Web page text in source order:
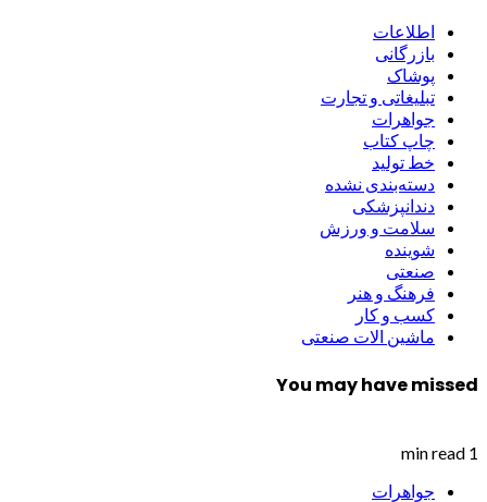
اطلاعات
بازرگانی
پوشاک
تبلیغاتی و تجارت
جواهرات
چاپ کتاب
خط تولید
دسته‌بندی نشده
دندانپزشکی
سلامت و ورزش
شوینده
صنعتی
فرهنگ و هنر
کسب و کار
ماشین الات صنعتی
You may have missed
1 min read
جواهرات